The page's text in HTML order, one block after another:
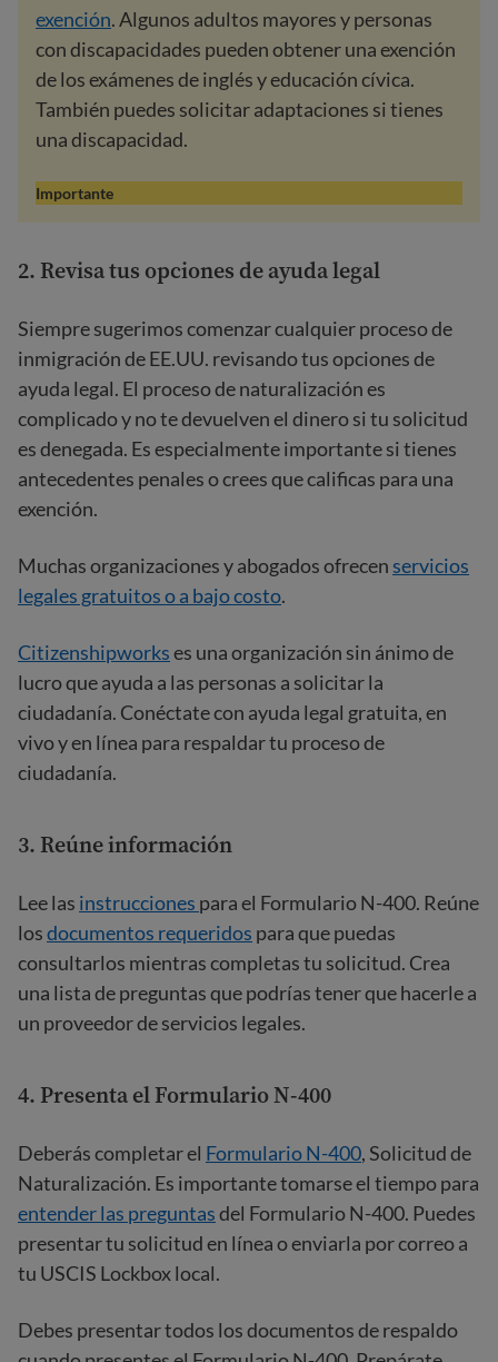
exención. Algunos adultos mayores y personas
con discapacidades pueden obtener una exención
de los exámenes de inglés y educación cívica.
También puedes solicitar adaptaciones si tienes
una discapacidad.
Importante
2. Revisa tus opciones deayuda legal
Siempre sugerimos comenzar cualquier proceso de
inmigración de EE.UU. revisando tus opciones de
ayuda legal. El proceso de naturalización es
complicado y no te devuelven el dinero si tu solicitud
es denegada. Es especialmente importante si tienes
antecedentes penales o crees que calificas para una
exención.
Muchas organizaciones y abogados ofrecenservicios
legales gratuitos o a bajo costo.
Citizenshipworkses una organización sin ánimo de
lucro que ayuda a las personas a solicitar la
ciudadanía. Conéctate con ayuda legal gratuita, en
vivo y en línea para respaldar tu proceso de
ciudadanía.
3. Reúne información
Lee las instrucciones para el Formulario N-400. Reúne
losdocumentos requeridos para que puedas
consultarlos mientras completas tu solicitud. Crea
una lista de preguntas que podrías tener que hacerle a
un proveedor de servicios legales.
4. Presenta el Formulario N-400
Deberás completar el Formulario N-400, Solicitud de
Naturalización. Es importante tomarse el tiempo para
entender las preguntasdel Formulario N-400. Puedes
presentar tu solicitud en línea o enviarla por correo a
tu USCIS Lockbox local.
Debes presentar todos los documentos de respaldo